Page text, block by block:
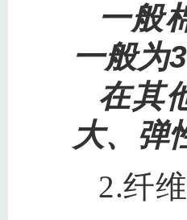
一般
一般为
在其
大、弹
2.纤